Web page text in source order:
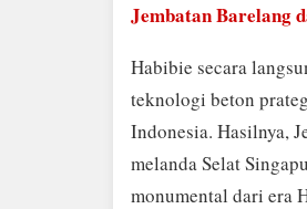
Jembatan Barelang
Habibie secara
teknologi beton
Indonesia. Hasilnya,
melanda Selat
monumental dari era